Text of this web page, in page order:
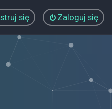
Zaloguj się
się